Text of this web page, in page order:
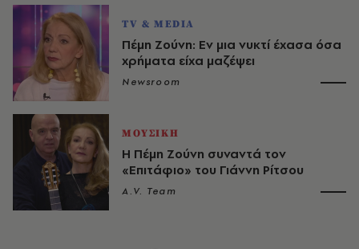
TV & MEDIA
Πέμη Ζούνη: Εν μια νυκτί έχασα όσα
χρήματα είχα μαζέψει
Newsroom
ΜΟΥΣΙΚΗ
Η Πέμη Ζούνη συναντά τον
«Επιτάφιο» του Γιάννη Ρίτσου
A.V. Team